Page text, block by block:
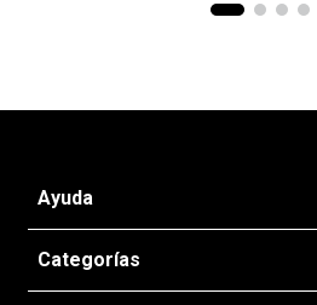
Ayuda
Preguntas frecuentes
T&C - Políticas de Envío
Categorías